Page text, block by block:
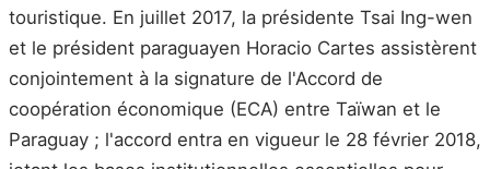
touristique. En juillet 2017, la présidente Tsai Ing-wen
et le président paraguayen Horacio Cartes assistèrent
conjointement à la signature de l'Accord de
coopération économique (ECA) entre Taïwan et le
Paraguay ; l'accord entra en vigueur le 28 février 2018,